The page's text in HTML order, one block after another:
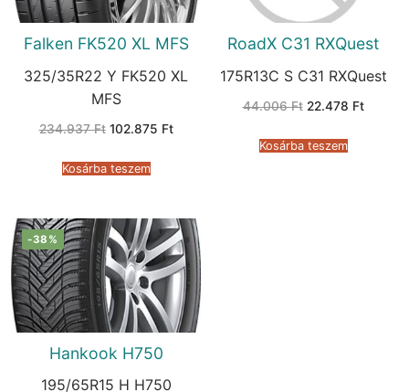
Falken FK520 XL MFS
325/35R22 Y FK520 XL
MFS
234.937Ft Original
234.937 Ft.
102.875 FtCurrent
Kosárba teszem
RoadX C31 RXQuest
175R13C S C31 RXQuest
44.006Ft Original
44.006 Ft.
22.478 FtCurrent
Kosárba teszem
-38%
Hankook H750
195/65R15 H H750